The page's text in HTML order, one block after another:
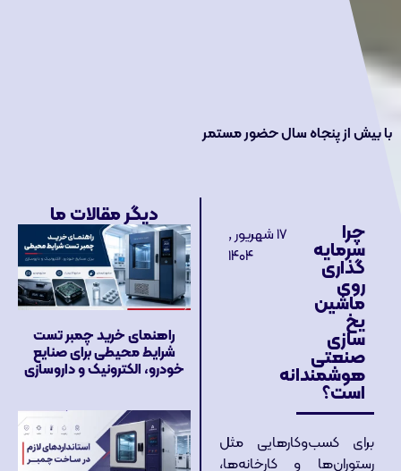
با بیش از پنجاه سال حضور مستمر
چرا
سرمایه‌
گذاری
روی
ماشین
یخ‌
سازی
صنعتی
هوشمندانه
است؟
۱۷ شهریور ,
۱۴۰۴
برای کسب‌وکارهایی مثل
رستوران‌ها و کارخانه‌ها،
دیگر مقالات ما
راهنمای خرید چمبر تست
شرایط محیطی برای صنایع
خودرو، الکترونیک و داروسازی